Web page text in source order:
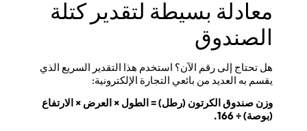
معادلة بسيطة لتقدير كتلة
الصندوق
هل تحتاج إلى رقم الآن؟ استخدم هذا التقدير السريع الذي
يقسم به العديد من بائعي التجارة الإلكترونية:
وزن صندوق الكرتون (رطل) = الطول × العرض × الارتفاع
(بوصة) ÷ 166.